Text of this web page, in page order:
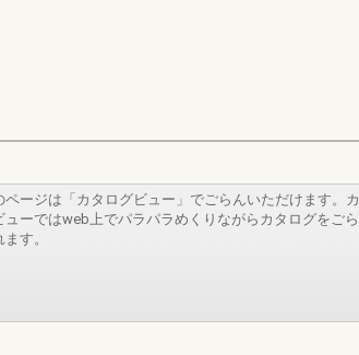
ページは「カタログビュー」でごらんいただけます。カ
ューではweb上でパラパラめくりながらカタログをごら
す。